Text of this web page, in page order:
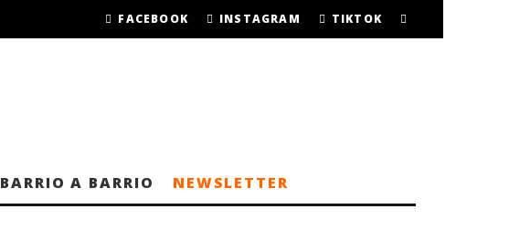
FACEBOOK INSTAGRAM TIKTOK
BARRIO A BARRIO NEWSLETTER